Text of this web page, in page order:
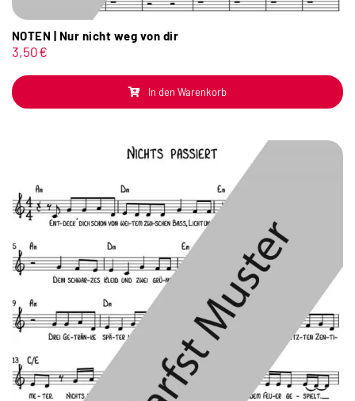
NOTEN | Nur nicht weg von dir
3,50€
In den Warenkorb